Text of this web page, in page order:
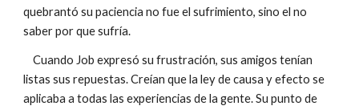
quebrantó su paciencia no fue el sufrimiento, sino el no
saber por que sufría.
Cuando Job expresó su frustración, sus amigos tenían
listas sus repuestas. Creían que la ley de causa y efecto se
aplicaba a todas las experiencias de la gente. Su punto de